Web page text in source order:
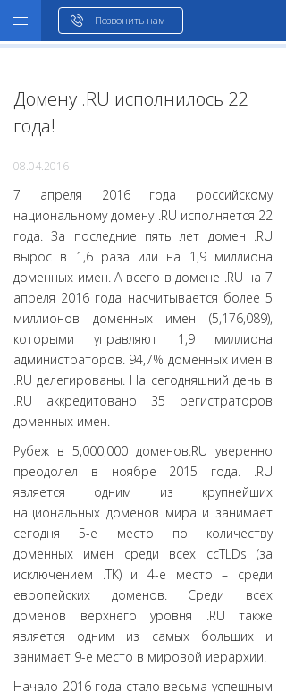
Позвонить нам
Домену .RU исполнилось 22
года!
08.04.2016
7 апреля 2016 года российскому
национальному домену .RU исполняется 22
года. За последние пять лет домен .RU
вырос в 1,6 раза или на 1,9 миллиона
доменных имен. А всего в домене .RU на 7
апреля 2016 года насчитывается более 5
миллионов доменных имен (5,176,089),
которыми управляют 1,9 миллиона
администраторов. 94,7% доменных имен в
.RU делегированы. На сегодняшний день в
.RU аккредитовано 35 регистраторов
доменных имен.
Рубеж в 5,000,000 доменов.RU уверенно
преодолел в ноябре 2015 года. .RU
является одним из крупнейших
национальных доменов мира и занимает
сегодня 5-е место по количеству
доменных имен среди всех ccTLDs (за
исключением .TK) и 4-е место – среди
европейских доменов. Среди всех
доменов верхнего уровня .RU также
является одним из самых больших и
занимает 9-е место в мировой иерархии.
Начало 2016 года стало весьма успешным